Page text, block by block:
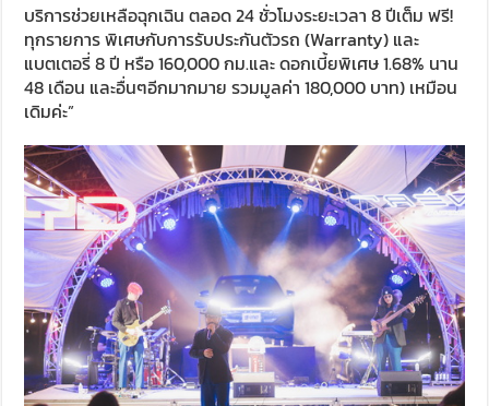
บริการช่วยเหลือฉุกเฉิน ตลอด 24 ชั่วโมงระยะเวลา 8 ปีเต็ม ฟรี!
ทุกรายการ พิเศษกับการรับประกันตัวรถ (Warranty) และ
แบตเตอรี่ 8 ปี หรือ 160,000 กม.และ ดอกเบี้ยพิเศษ 1.68% นาน
48 เดือน และอื่นๆอีกมากมาย รวมมูลค่า 180,000 บาท) เหมือน
เดิมค่ะ”